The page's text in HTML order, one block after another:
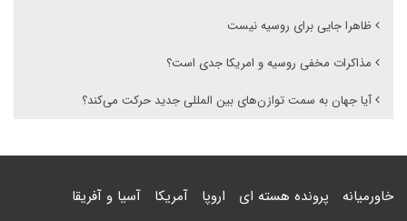
ظاهرا جایی برای روسیه نیست
مذاکرات مخفی روسیه و امریکا جدی است؟
آیا جهان به سمت توازن‌های بین المللی جدید حرکت می‌کند؟
خاورمیانه پرونده هسته ای اروپا آمریکا آسیا و آفریقا